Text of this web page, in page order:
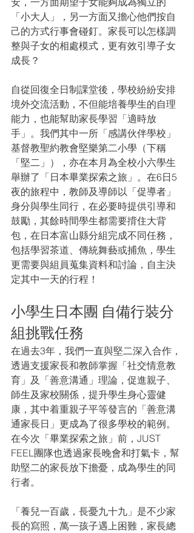
「小大人」，另一方面又擔心他們按自
己的方式行事會碰釘。家長可以怎樣調
整與子女的相處模式，更有效引導子女
成長？
自從回復全日制課堂後，學校紛紛安排
境外交流活動，不但能培養學生的自理
能力，也能幫助家長學習「適時放
手」。我們其中一所「感講伙伴學校」
基督教聖約教會堅樂第二小學（下稱
「堅二」），亦在本月為全校小六學生
舉辦了「日本畢業探索之旅」。在6日5
夜的旅程中，教師及導師以「促導者」
身分與學生同行，在必要時提供引導和
鼓勵，其餘時間學生都需要揹住大背
包，在日本富山縣分組完成不同任務，
包括學習茶道、傳統舞藝或捕魚，學生
更需要與組員蒐集資料和討論，自主決
定其中一天的行程！
小學生日本團 自備行裝分
組挑戰任務
在過去3年，我們一直與堅二深入合作，
透過支援家長和教師掌握「社交情意教
育」及「善意溝通」理論，促進親子、
師生及家校關係，提升學生身心靈健
康，其中着重親子平等發言的「善意溝
通家長日」更成為了很多學校的範例。
在今次「畢業探索之旅」前，JUST
FEEL團隊也透過家長晚會和打氣卡，幫
助堅二的家長放下擔憂，成為學生的同
行者。
「養兒一百歲，長憂九十九」是不少家
長的寫照，萬一孩子遇上困難，家長總